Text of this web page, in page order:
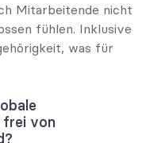
Mitarbeitende nicht
fühlen. Inklusive
was für
frei von